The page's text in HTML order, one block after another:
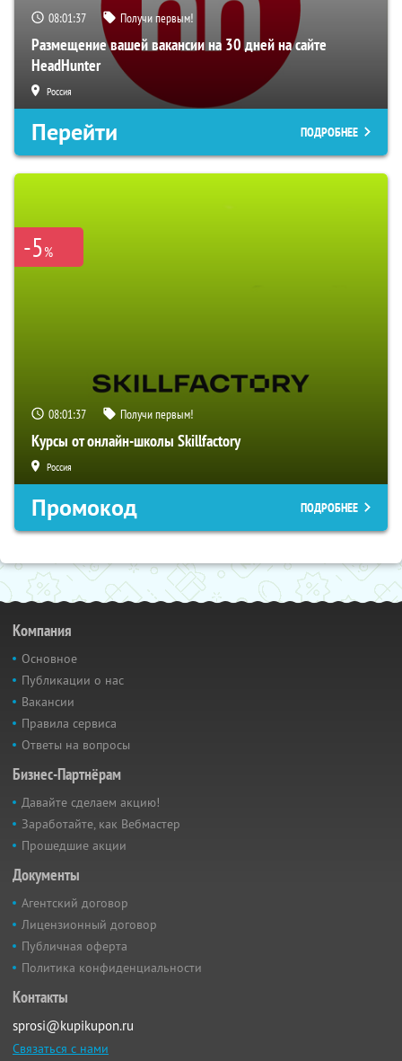
08:01:36 Получи первым!
Размещение вашей вакансии на 30 дней на сайте
HeadHunter
Россия
Перейти ПОДРОБНЕЕ
-5%
08:01:36 Получи первым!
Курсы от онлайн-школы Skillfactory
Россия
Промокод ПОДРОБНЕЕ
Компания
Основное
Публикации о нас
Вакансии
Правила сервиса
Ответы на вопросы
Бизнес-Партнёрам
Давайте сделаем акцию!
Заработайте, как Вебмастер
Прошедшие акции
Документы
Агентский договор
Лицензионный договор
Публичная оферта
Политика конфиденциальности
Контакты
sprosi@kupikupon.ru
Связаться с нами